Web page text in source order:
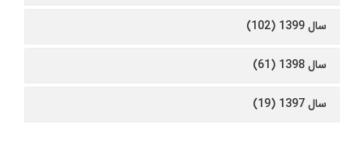
سال 1399 (102)
سال 1398 (61)
سال 1397 (19)